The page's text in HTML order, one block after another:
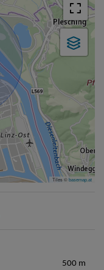
Tiles ©basemap.at
500 m